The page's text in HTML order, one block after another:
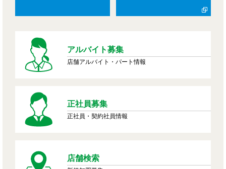
アルバイト募集
店舗アルバイト・パート情報
正社員募集
正社員・契約社員情報
店舗検索